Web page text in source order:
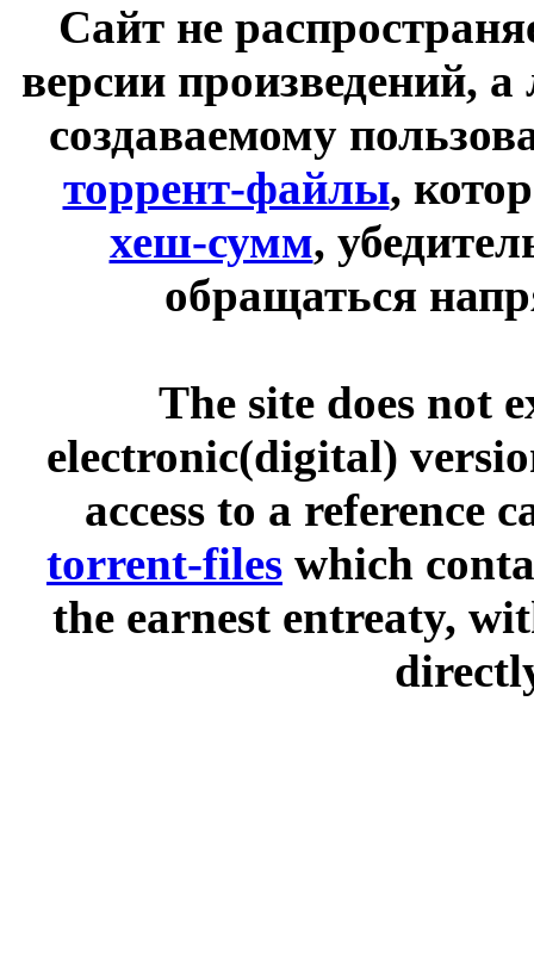
Сайт не
версии произведений,
создаваемому
торрент-файлы,
хеш-сумм,
обращаться
The site does not
electronic(digital)
access to a reference
torrent-files which
the earnest entreaty,